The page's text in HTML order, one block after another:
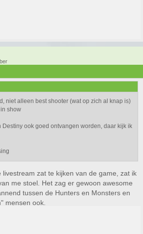
niet alleen best shooter (wat op zich al knap is)
show
Destiny ook goed ontvangen worden, daar kijk ik
livestream zat te kijken van de game, zat ik
me stoel. Het zag er gewoon awesome
tussen de Hunters en Monsters en
mensen ook.